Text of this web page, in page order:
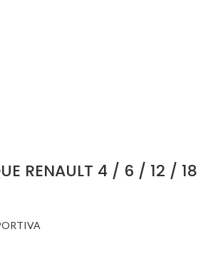
RENAULT 4 / 6 / 12 / 18